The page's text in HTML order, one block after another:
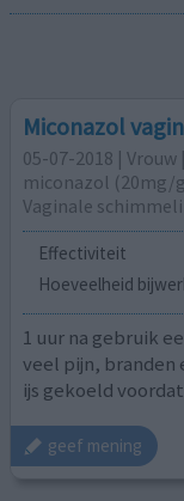
Miconazol
05-07-2018 | Vrouw
miconazol (20mg/
Vaginale
Effectiviteit
Hoeveelheid
1 uur na gebruik
veel pijn, branden
ijs gekoeld
geef mening